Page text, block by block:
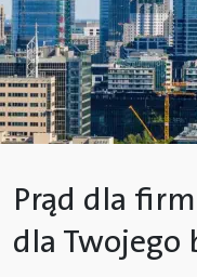
Prąd dla
dla Twojego